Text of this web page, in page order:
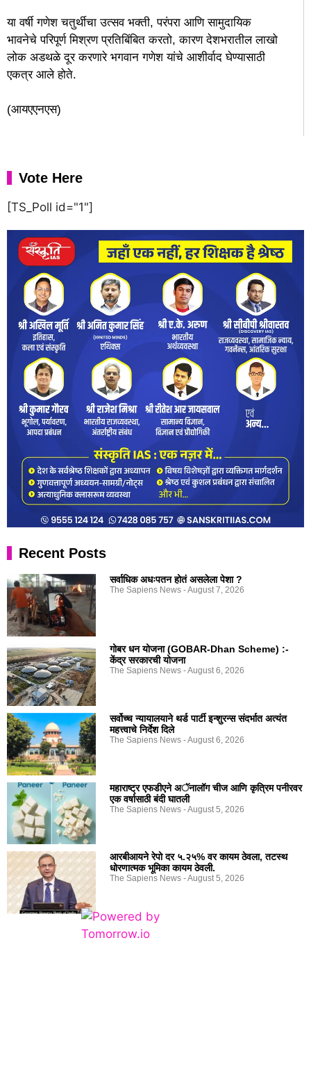
या वर्षी गणेश चतुर्थीचा उत्सव भक्ती, परंपरा आणि सामुदायिक
भावनेचे परिपूर्ण मिश्रण प्रतिबिंबित करतो, कारण देशभरातील लाखो
लोक अडथळे दूर करणारे भगवान गणेश यांचे आशीर्वाद घेण्यासाठी
एकत्र आले होते.
(आयएएनएस)
Vote Here
[TS_Poll id="1"]
Recent Posts
सर्वाधिक अधःपतन होतं असलेला पेशा ?
The Sapiens News August 7, 2026
गोबर धन योजना (GOBAR-Dhan Scheme) :-
केंद्र सरकारची योजना
The Sapiens News August 6, 2026
सर्वोच्च न्यायालयाने थर्ड पार्टी इन्शुरन्स संदर्भात अत्यंत
महत्त्वाचे निर्देश दिले
The Sapiens News August 6, 2026
महाराष्ट्र एफडीएने अॅनालॉग चीज आणि कृत्रिम पनीरवर
एक वर्षासाठी बंदी घातली
The Sapiens News August 5, 2026
आरबीआयने रेपो दर ५.२५% वर कायम ठेवला, तटस्थ
धोरणात्मक भूमिका कायम ठेवली.
The Sapiens News August 5, 2026